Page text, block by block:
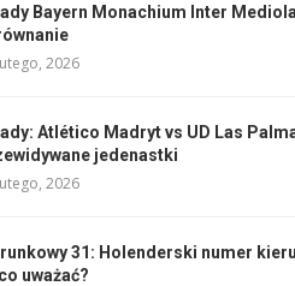
Bayern Monachium Inter
2026
Atlético Madryt vs UD Las
jedenastki
2026
31: Holenderski numer
uważać?